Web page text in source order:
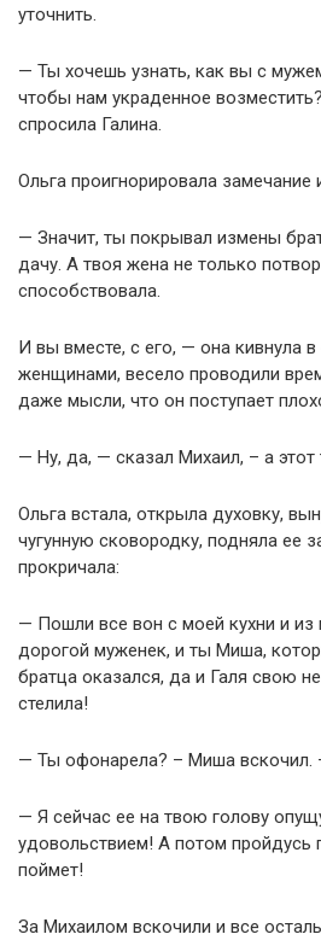
уточнить.
— Ты хочешь узнать, как вы с
чтобы нам украденное
спросила Галина.
Ольга проигнорировала замечание
— Значит, ты покрывал измены
дачу. А твоя жена не только
способствовала.
И вы вместе, с его, — она кивнула
женщинами, весело проводили
даже мысли, что он поступает
— Ну, да, — сказал Михаил, – а
Ольга встала, открыла духовку,
чугунную сковородку, подняла ее
прокричала:
— Пошли все вон с моей кухни и
дорогой муженек, и ты Миша,
братца оказался, да и Галя свою
стелила!
— Ты офонарела? – Миша вскочил.
— Я сейчас ее на твою голову
удовольствием! А потом пройдусь
поймет!
За Михаилом вскочили и все